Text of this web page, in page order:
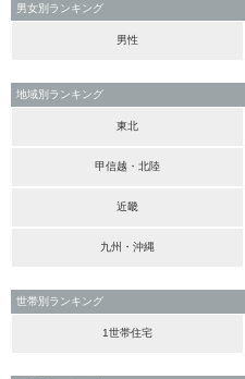
男女別ランキング
男性
地域別ランキング
東北
甲信越・北陸
近畿
九州・沖縄
世帯別ランキング
1世帯住宅